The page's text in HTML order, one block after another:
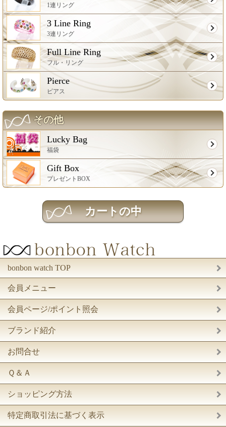
1連リング
3 Line Ring
3連リング
Full Line Ring
フル・リング
Pierce
ピアス
その他
Lucky Bag
福袋
Gift Box
プレゼントBOX
bonbon watch TOP
会員メニュー
会員ページ/ポイント照会
ブランド紹介
お問合せ
Ｑ＆Ａ
ショッピング方法
特定商取引法に基づく表示